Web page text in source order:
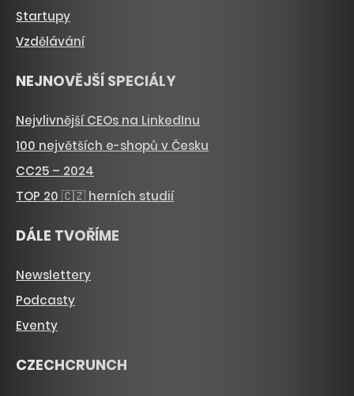
Startupy
Vzdělávání
NEJNOVĚJŠÍ SPECIÁLY
Nejvlivnější CEOs na LinkedInu
100 největších e-shopů v Česku
CC25 – 2024
TOP 20 🇨🇿 herních studií
DÁLE TVOŘÍME
Newslettery
Podcasty
Eventy
CZECHCRUNCH